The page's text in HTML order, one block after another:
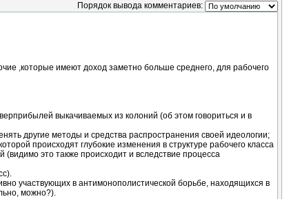
Порядок вывода комментариев:
,которые имеют доход заметно больше среднего, для рабочего
выкачиваемых из колоний (об этом говориться и в
другие методы и средства распространения своей идеологии;
происходят глубокие изменения в структуре рабочего класса
это также происходит и вследствие процесса
участвующих в антимонополистической борьбе, находящихся в
можно?).